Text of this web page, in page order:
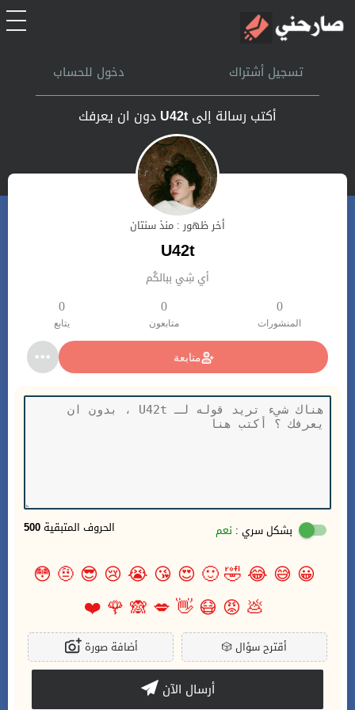
الرئيسيةتسجيل أشتراك دخول للحساب
أكتب رسالة إلىU42tدون ان يعرفك
أخر ظهور : منذ سنتان
U42t
أي شِي ببالكُم
0
المنشورات
0
متابعون
0
يتابع
متابعة
500 الحروف المتبقية بشكل سري : نعم
😀
😅
😂
🤣
🙂
😍
😘
😭
😢
😎
🤨
😳
💩
😡
😷
👋
💋
🙈
🌹
❤️
🎲أقترح سؤال أضافة صورة
أرسال الآن